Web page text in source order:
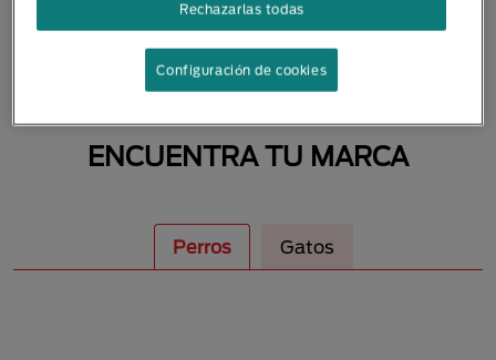
ENCUENTRA TU MARCA
Perros Gatos
Rechazarlas todas
Configuración de cookies